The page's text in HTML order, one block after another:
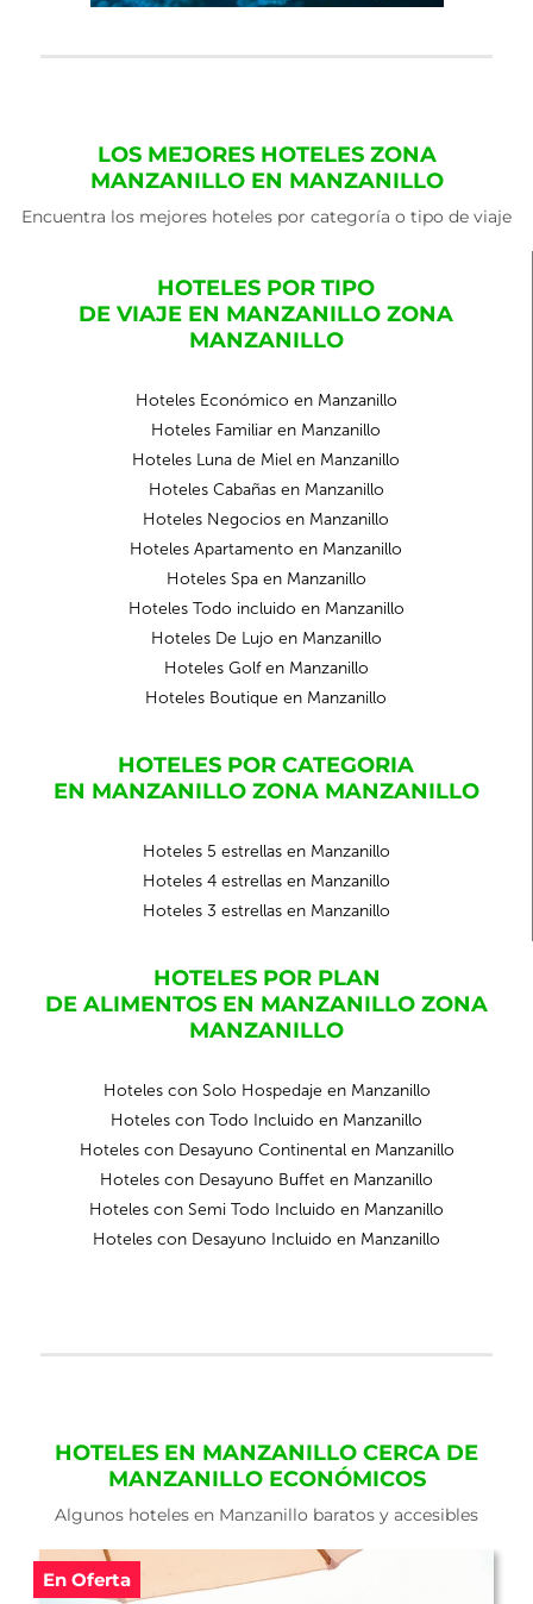
LOS MEJORES HOTELES ZONA
MANZANILLO EN MANZANILLO
Encuentra los mejores hoteles por categoría o tipo de viaje
HOTELES POR TIPO
DE VIAJE EN MANZANILLO ZONA
MANZANILLO
Hoteles Económico en Manzanillo
Hoteles Familiar en Manzanillo
Hoteles Luna de Miel en Manzanillo
Hoteles Cabañas en Manzanillo
Hoteles Negocios en Manzanillo
Hoteles Apartamento en Manzanillo
Hoteles Spa en Manzanillo
Hoteles Todo incluido en Manzanillo
Hoteles De Lujo en Manzanillo
Hoteles Golf en Manzanillo
Hoteles Boutique en Manzanillo
HOTELES POR CATEGORIA
EN MANZANILLO ZONA MANZANILLO
Hoteles 5 estrellas en Manzanillo
Hoteles 4 estrellas en Manzanillo
Hoteles 3 estrellas en Manzanillo
HOTELES POR PLAN
DE ALIMENTOS EN MANZANILLO ZONA
MANZANILLO
Hoteles con Solo Hospedaje en Manzanillo
Hoteles con Todo Incluido en Manzanillo
Hoteles con Desayuno Continental en Manzanillo
Hoteles con Desayuno Buffet en Manzanillo
Hoteles con Semi Todo Incluido en Manzanillo
Hoteles con Desayuno Incluido en Manzanillo
HOTELES EN MANZANILLO CERCA DE
MANZANILLO ECONÓMICOS
Algunos hoteles en Manzanillo baratos y accesibles
En Oferta